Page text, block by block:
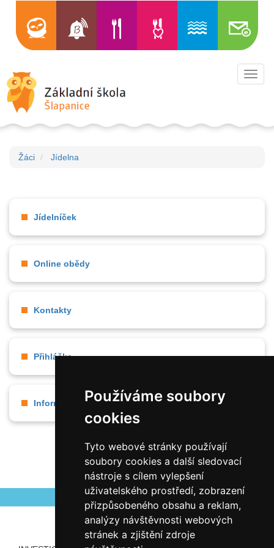
Používáme soubory
cookies
Tyto webové stránky používají
soubory cookies a další sledovací
nástroje s cílem vylepšení
uživatelského prostředí, zobrazení
přizpůsobeného obsahu a reklam,
analýzy návštěvnosti webových
stránek a zjištění zdroje
Žáci Jídelna
Jídelníček
Online obědy
Kontakty
Přihláška
Informace pro strávníky